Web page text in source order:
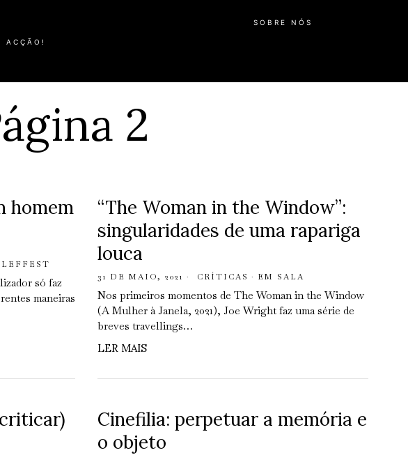
ACÇÃO!
SOBRE NÓS
2
homem
LEFFEST
só faz
maneiras
“The Woman in the Window”:
singularidades de uma rapariga
louca
31 DE MAIO, 2021 CRÍTICAS · EM SALA
Nos primeiros momentos de The Woman in the Window
(A Mulher à Janela, 2021), Joe Wright faz uma série de
breves travellings…
LER MAIS
Cinefilia: perpetuar a memória e
o objeto